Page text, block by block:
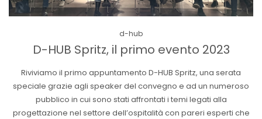
Posted
in
d-hub
D-HUB Spritz, il primo evento 2023
Riviviamo il primo appuntamento D-HUB Spritz, una serata
speciale grazie agli speaker del convegno e ad un numeroso
pubblico in cui sono stati affrontati i temi legati alla
progettazione nel settore dell’ospitalità con pareri esperti che